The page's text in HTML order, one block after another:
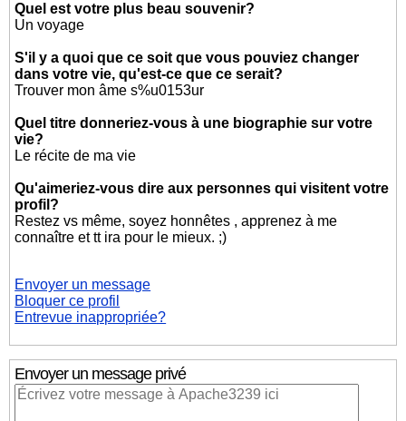
Quel est votre plus beau souvenir?
Un voyage
S'il y a quoi que ce soit que vous pouviez changer
dans votre vie, qu'est-ce que ce serait?
Trouver mon âme s%u0153ur
Quel titre donneriez-vous à une biographie sur votre
vie?
Le récite de ma vie
Qu'aimeriez-vous dire aux personnes qui visitent votre
profil?
Restez vs même, soyez honnêtes , apprenez à me
connaître et tt ira pour le mieux. ;)
Envoyer un message
Bloquer ce profil
Entrevue inappropriée?
Envoyer un message privé